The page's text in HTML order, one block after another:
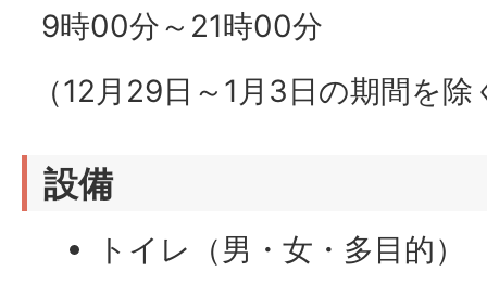
9時00分～21時00分
（12月29日～1月3日の期間を除
設備
トイレ（男・女・多目的）